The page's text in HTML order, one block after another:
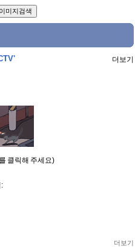
더보기
클릭해 주세요)
더보기